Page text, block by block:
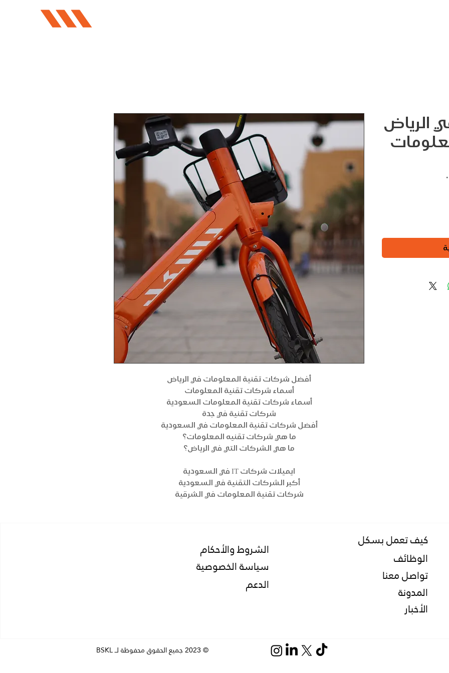
أفضل شركات تقنية المعلومات في الرياض
أسماء شركات تقنية المعلومات
أسماء شركات تقنية المعلومات السعودية
شركات تقنية في جدة
أفضل شركات تقنية المعلومات في السعودية
ما هي شركات تقنيه المعلومات؟
ما هي الشركات التي في الرياض؟
ايميلات شركات IT في السعودية
أكبر الشركات التقنية في السعودية
شركات تقنية المعلومات في الشرقية
الرياض
الشروط والأحكام
سياسة الخصوصية
الدعم
كيف تعمل بسكل
الوظائف
تواصل معنا
المدونة
الأخبار
©
2023 جميع الحقوق محفوظة لــ BSKL